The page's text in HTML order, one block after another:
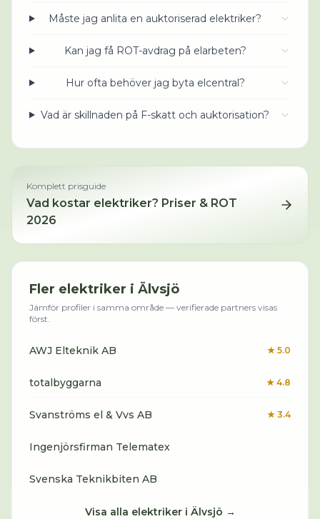
Måste jag anlita en auktoriserad elektriker?
Kan jag få ROT-avdrag på elarbeten?
Hur ofta behöver jag byta elcentral?
Vad är skillnaden på F-skatt och auktorisation?
Komplett prisguide
Vad kostar elektriker? Priser & ROT
2026
Fler elektriker i Älvsjö
Jämför profiler i samma område — verifierade partners visas
först.
AWJ Elteknik AB ★ 5.0
totalbyggarna ★ 4.8
Svanströms el & Vvs AB ★ 3.4
Ingenjörsfirman Telematex
Svenska Teknikbiten AB
Visa alla elektrikeri Älvsjö →